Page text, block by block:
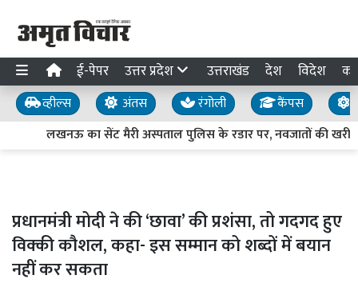
ई-पेपर उत्तर प्रदेश उत्तराखंड देश विदेश
व्हील्स अंतस रंगोली कैंपस
लखनऊ का सेंट मैरी अस्पताल पुलिस के रडार पर, नवजातों की
प्रधानमंत्री मोदी ने की ‘छावा’ की प्रशंसा, तो गदगद हुए
विक्की कौशल, कहा- इस सम्मान को शब्दों में बयान
नहीं कर सकता